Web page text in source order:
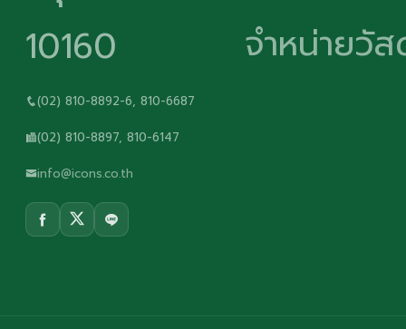
10160
(02) 810-8892-6, 810-6687
(02) 810-8897, 810-6147
info@icons.co.th
จำหน่ายวั